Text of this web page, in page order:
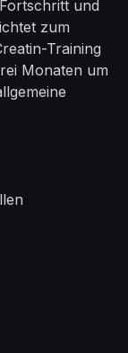
und
zum
Training
Monaten um